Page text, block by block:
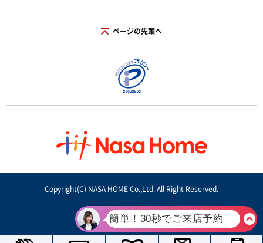
ページの先頭へ
Copyright(C) NASA HOME Co.,Ltd. All Right Reserved.